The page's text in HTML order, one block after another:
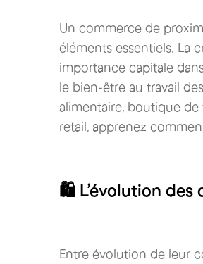
Un commerce de
éléments essentiels. La
importance capitale
le bien-être au travail
alimentaire, boutique
retail, apprenez
🛍 L’évolution des
Entre évolution de leur